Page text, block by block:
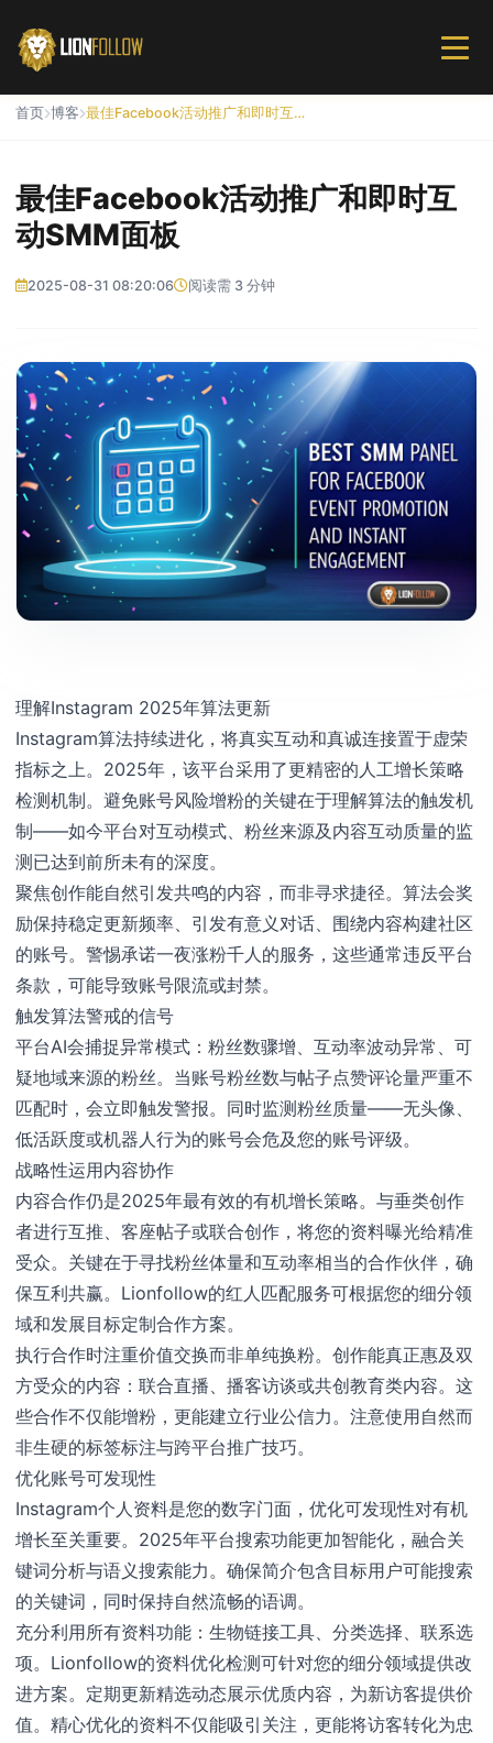
首页 博客 最佳Facebook活动推广和即时互动SMM面板
最佳Facebook活动推广和即时互
动SMM面板
2025-08-31 08:20:06 阅读需 3 分钟
理解Instagram 2025年算法更新
Instagram算法持续进化，将真实互动和真诚连接置于虚荣
指标之上。2025年，该平台采用了更精密的人工增长策略
检测机制。避免账号风险增粉的关键在于理解算法的触发机
制——如今平台对互动模式、粉丝来源及内容互动质量的监
测已达到前所未有的深度。
聚焦创作能自然引发共鸣的内容，而非寻求捷径。算法会奖
励保持稳定更新频率、引发有意义对话、围绕内容构建社区
的账号。警惕承诺一夜涨粉千人的服务，这些通常违反平台
条款，可能导致账号限流或封禁。
触发算法警戒的信号
平台AI会捕捉异常模式：粉丝数骤增、互动率波动异常、可
疑地域来源的粉丝。当账号粉丝数与帖子点赞评论量严重不
匹配时，会立即触发警报。同时监测粉丝质量——无头像、
低活跃度或机器人行为的账号会危及您的账号评级。
战略性运用内容协作
内容合作仍是2025年最有效的有机增长策略。与垂类创作
者进行互推、客座帖子或联合创作，将您的资料曝光给精准
受众。关键在于寻找粉丝体量和互动率相当的合作伙伴，确
保互利共赢。Lionfollow的红人匹配服务可根据您的细分领
域和发展目标定制合作方案。
执行合作时注重价值交换而非单纯换粉。创作能真正惠及双
方受众的内容：联合直播、播客访谈或共创教育类内容。这
些合作不仅能增粉，更能建立行业公信力。注意使用自然而
非生硬的标签标注与跨平台推广技巧。
优化账号可发现性
Instagram个人资料是您的数字门面，优化可发现性对有机
增长至关重要。2025年平台搜索功能更加智能化，融合关
键词分析与语义搜索能力。确保简介包含目标用户可能搜索
的关键词，同时保持自然流畅的语调。
充分利用所有资料功能：生物链接工具、分类选择、联系选
项。Lionfollow的资料优化检测可针对您的细分领域提供改
进方案。定期更新精选动态展示优质内容，为新访客提供价
值。精心优化的资料不仅能吸引关注，更能将访客转化为忠